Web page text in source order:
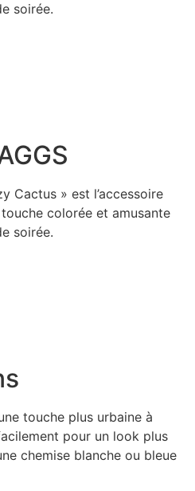
soirée.
Cactus » est l’accessoire
colorée et amusante
soirée.
touche plus urbaine à
pour un look plus
chemise blanche ou bleue